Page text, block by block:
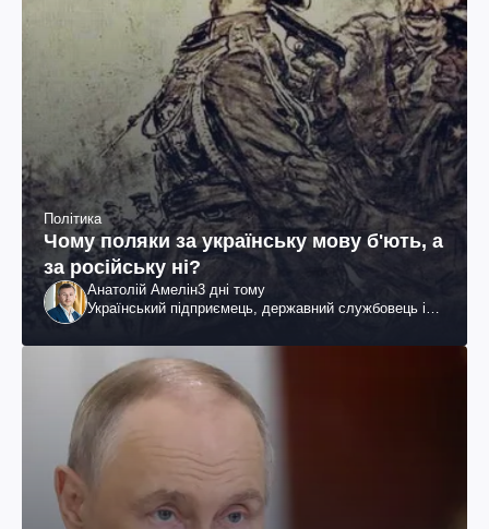
Політика
Чому поляки за українську мову б'ють, а
за російську ні?
Анатолій Амелін3 дні тому
Український підприємець, державний службовець і